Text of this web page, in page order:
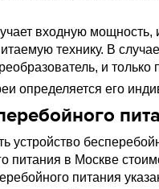
входную
технику. В
и
определяется его
питания в Москве
питания